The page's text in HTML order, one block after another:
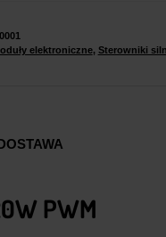
elektroniczne, Sterowniki
PWM